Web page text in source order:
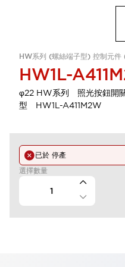
HW系列 (螺絲端子型) 控制元
HW1L-
φ22 HW系列 照光按鈕
型 HW1L-A411M2W
已於 停產
選擇數量